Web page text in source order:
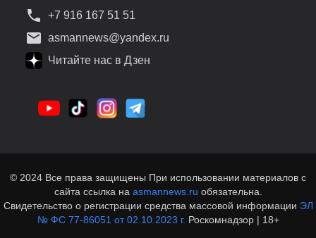
+7 916 167 51 51
asmannews@yandex.ru
Читайте нас в Дзен
© 2024 Все права защищены При использовании материалов с
сайта ссылка на asmannews.ru обязательна.
Свидетельство о регистрации средства массовой информации ЭЛ
№ ФС 77-86051 от 02.10.2023 г. Роскомнадзор | 18+